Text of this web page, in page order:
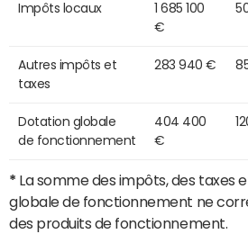
Impôts locaux
1 685 100
€
Autres impôts et
taxes
283 940 €
Dotation globale
de fonctionnement
404 400
€
* La somme des impôts, des taxes
globale de fonctionnement ne
des produits de fonctionnement.